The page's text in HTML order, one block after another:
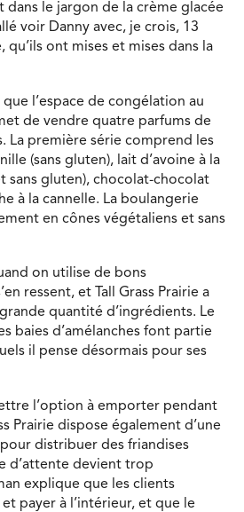
le jargon de la crème glacée
voir Danny avec, je crois, 13
qu’ils ont mises et mises dans la
l’espace de congélation au
de vendre quatre parfums de
La première série comprend les
(sans gluten), lait d’avoine à la
sans gluten), chocolat-chocolat
à la cannelle. La boulangerie
en cônes végétaliens et sans
on utilise de bons
ressent, et Tall Grass Prairie a
quantité d’ingrédients. Le
baies d’amélanches font partie
il pense désormais pour ses
l’option à emporter pendant
Prairie dispose également d’une
distribuer des friandises
d’attente devient trop
explique que les clients
payer à l’intérieur, et que le